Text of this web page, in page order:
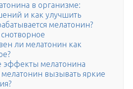
в организме:
и как улучшить
мелатонин?
ли мелатонин как
эффекты мелатонина
вызывать яркие